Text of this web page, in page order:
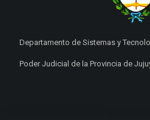
Departamento de Sistemas y
Poder Judicial de la Provincia de